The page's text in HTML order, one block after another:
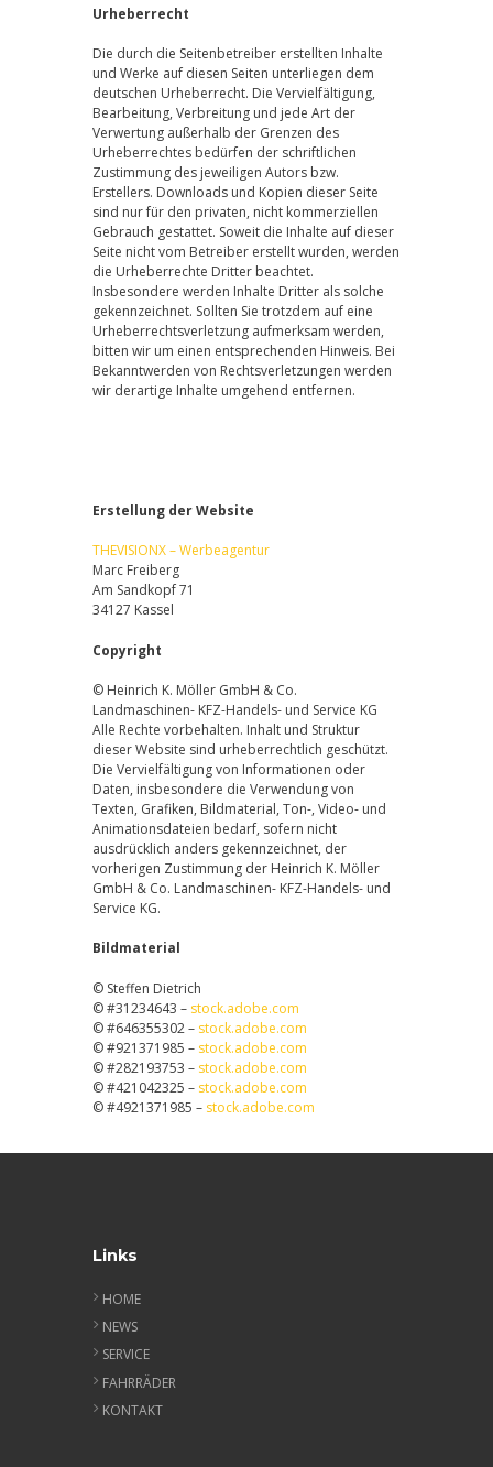
Urheberrecht
Die durch die Seitenbetreiber erstellten Inhalte
und Werke auf diesen Seiten unterliegen dem
deutschen Urheberrecht. Die Vervielfältigung,
Bearbeitung, Verbreitung und jede Art der
Verwertung außerhalb der Grenzen des
Urheberrechtes bedürfen der schriftlichen
Zustimmung des jeweiligen Autors bzw.
Erstellers. Downloads und Kopien dieser Seite
sind nur für den privaten, nicht kommerziellen
Gebrauch gestattet. Soweit die Inhalte auf dieser
Seite nicht vom Betreiber erstellt wurden, werden
die Urheberrechte Dritter beachtet.
Insbesondere werden Inhalte Dritter als solche
gekennzeichnet. Sollten Sie trotzdem auf eine
Urheberrechtsverletzung aufmerksam werden,
bitten wir um einen entsprechenden Hinweis. Bei
Bekanntwerden von Rechtsverletzungen werden
wir derartige Inhalte umgehend entfernen.
Erstellung der Website
THEVISIONX – Werbeagentur
Marc Freiberg
Am Sandkopf 71
34127 Kassel
Copyright
© Heinrich K. Möller GmbH & Co.
Landmaschinen- KFZ-Handels- und Service KG
Alle Rechte vorbehalten. Inhalt und Struktur
dieser Website sind urheberrechtlich geschützt.
Die Vervielfältigung von Informationen oder
Daten, insbesondere die Verwendung von
Texten, Grafiken, Bildmaterial, Ton-, Video- und
Animationsdateien bedarf, sofern nicht
ausdrücklich anders gekennzeichnet, der
vorherigen Zustimmung der Heinrich K. Möller
GmbH & Co. Landmaschinen- KFZ-Handels- und
Service KG.
Bildmaterial
© Steffen Dietrich
© #31234643 – stock.adobe.com
© #646355302 – stock.adobe.com
© #921371985 – stock.adobe.com
© #282193753 – stock.adobe.com
© #421042325 – stock.adobe.com
© #4921371985 – stock.adobe.com
Links
HOME
NEWS
SERVICE
FAHRRÄDER
KONTAKT